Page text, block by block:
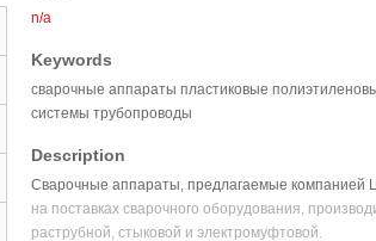
n/a
Keywords
сварочные аппараты пластиковые
системы трубопроводы
Description
Сварочные аппараты, предлагаемые компанией
на поставках сварочного оборудования,
раструбной, стыковой и электромуфтовой.